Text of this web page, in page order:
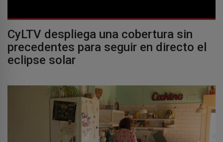
CyLTV despliega una cobertura sin
precedentes para seguir en directo el
eclipse solar